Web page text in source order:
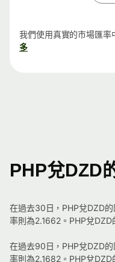
我們使用真實的市場匯率
多
PHP兌DZD
在過去30日，PHP兌DZD
率則為2.1662。PHP兌DZD
在過去90日，PHP兌DZD
率則為2.1682。PHP兌DZD